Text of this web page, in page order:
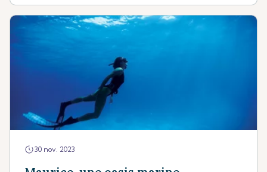
30 nov. 2023